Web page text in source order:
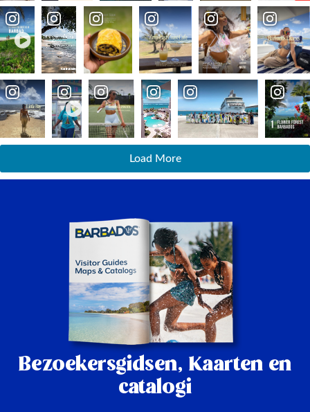
Load More
Bezoekersgidsen, Kaarten en
catalogi